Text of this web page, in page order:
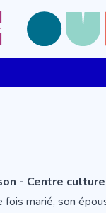
- Centre
marié, son